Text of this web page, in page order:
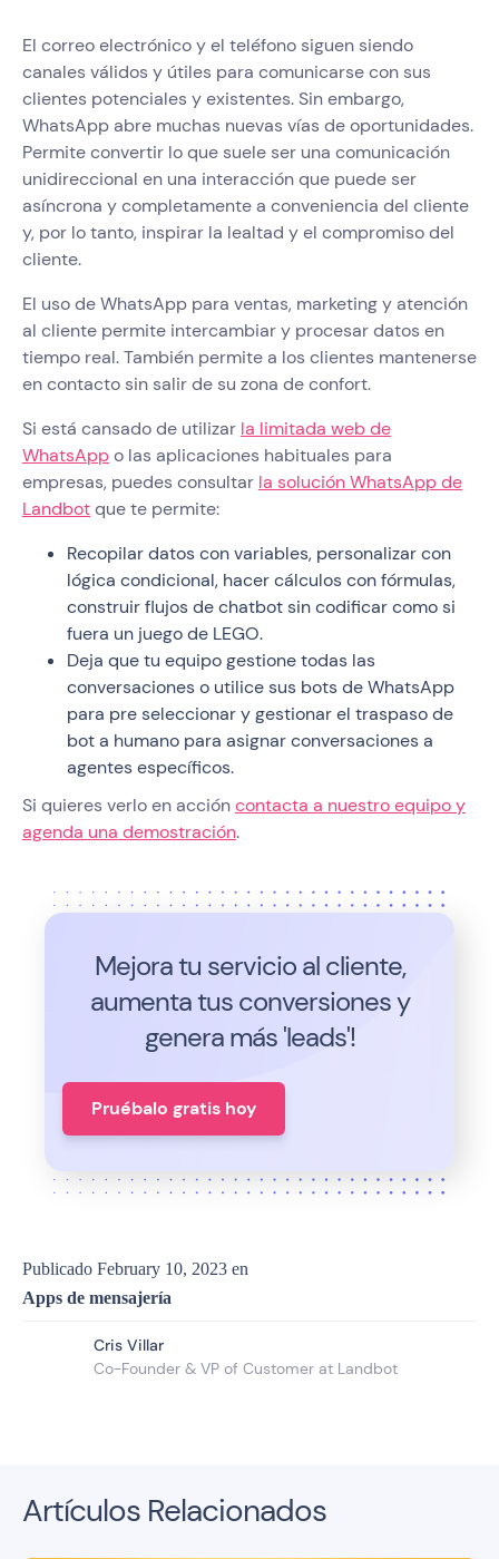
El correo electrónico y el teléfono siguen siendo
canales válidos y útiles para comunicarse con sus
clientes potenciales y existentes. Sin embargo,
WhatsApp abre muchas nuevas vías de oportunidades.
Permite convertir lo que suele ser una comunicación
unidireccional en una interacción que puede ser
asíncrona y completamente a conveniencia del cliente
y, por lo tanto, inspirar la lealtad y el compromiso del
cliente.
El uso de WhatsApp para ventas, marketing y atención
al cliente permite intercambiar y procesar datos en
tiempo real. También permite a los clientes mantenerse
en contacto sin salir de su zona de confort.
Si está cansado de utilizar la limitada web de
WhatsAppo las aplicaciones habituales para
empresas, puedes consultar la solución WhatsApp de
Landbotque te permite:
Recopilar datos con variables, personalizar con
lógica condicional, hacer cálculos con fórmulas,
construir flujos de chatbot sin codificar como si
fuera un juego de LEGO.
Deja que tu equipo gestione todas las
conversaciones o utilice sus bots de WhatsApp
para pre seleccionar y gestionar el traspaso de
bot a humano para asignar conversaciones a
agentes específicos.
Si quieres verlo en accióncontacta a nuestro equipo y
agenda una demostración.
Mejora tu servicio al cliente,
aumenta tus conversiones y
genera más 'leads'!
Pruébalo gratis hoy
Publicado February 10, 2023 en
Apps de mensajería
Cris Villar
Co-Founder & VP of Customer at Landbot
Artículos Relacionados